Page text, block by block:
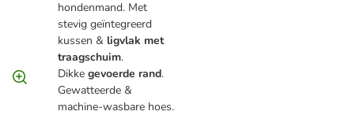
hondenmand. Met
stevig geïntegreerd
kussen & ligvlak met
traagschuim.
Dikke gevoerde rand.
Gewatteerde &
machine-wasbare hoes.